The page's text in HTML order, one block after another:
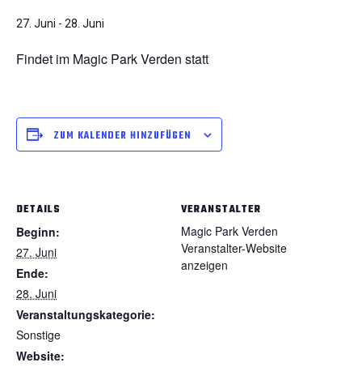
27. Juni - 28. Juni
Findet im Magic Park Verden statt
ZUM KALENDER HINZUFÜGEN
DETAILS
Beginn:
27. Juni
Ende:
28. Juni
Veranstaltungskategorie:
Sonstige
Website:
VERANSTALTER
Magic Park Verden
Veranstalter-Website
anzeigen